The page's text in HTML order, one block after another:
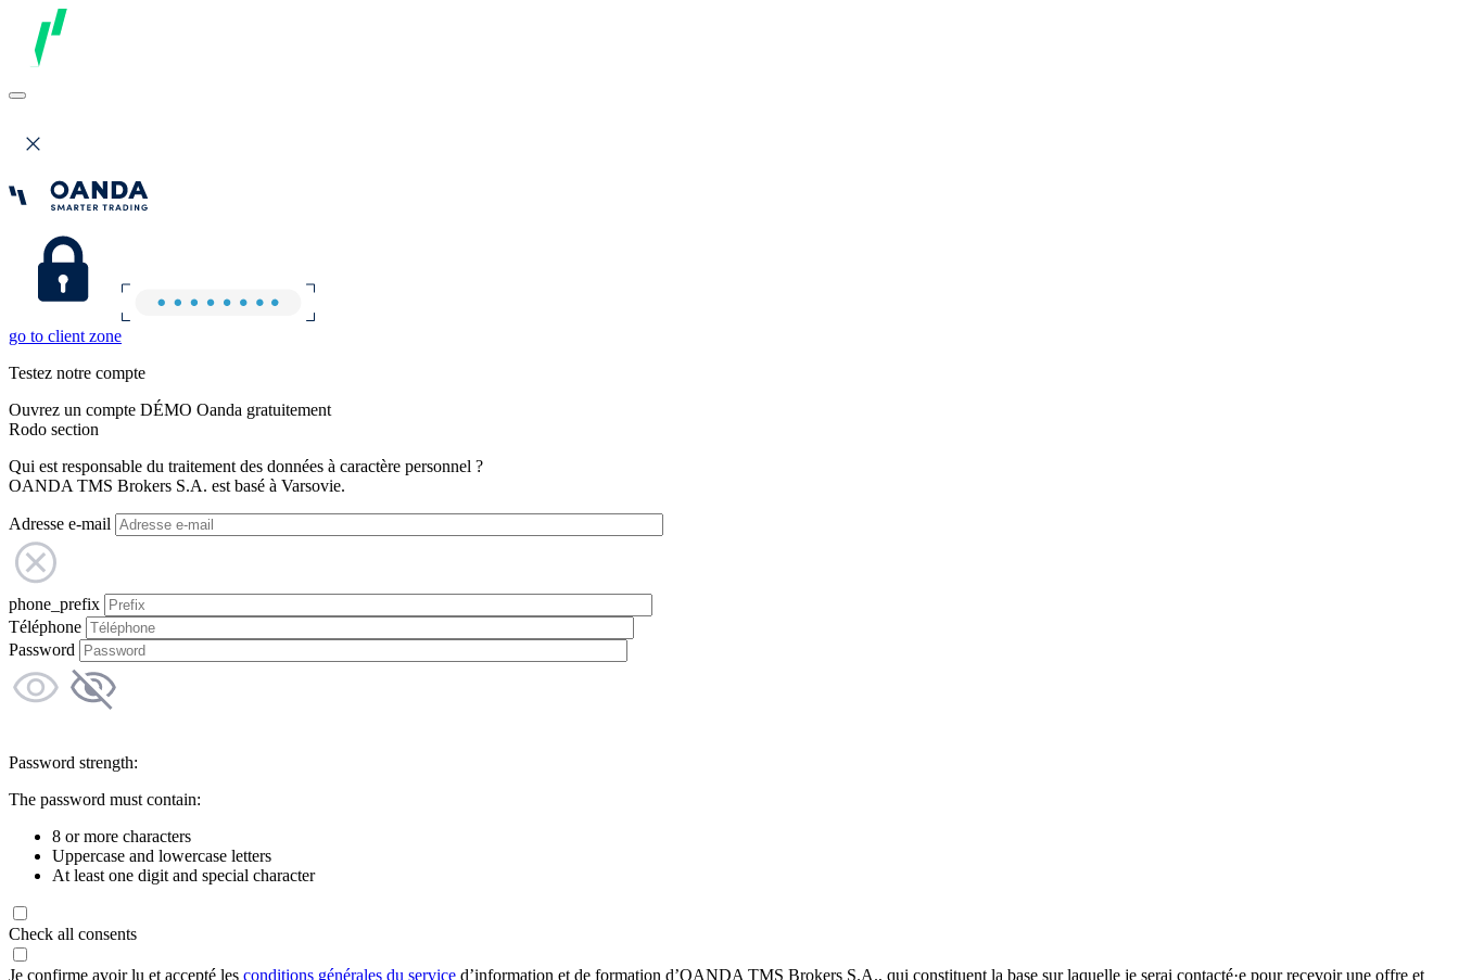
go to client zone
Testez notre compte
Ouvrez un compte DÉMO Oanda gratuitement
Rodo section
Qui est responsable du traitement des données à caractère personnel ?
OANDA TMS Brokers S.A. est basé à Varsovie.
Adresse e-mail
phone_prefix
Téléphone
Password
Password strength:
The password must contain:
8 or more characters
Uppercase and lowercase letters
At least one digit and special character
Check all consents
Je confirme avoir lu et accepté les conditions générales du service d’information et de formation d’OANDA TMS Brokers S.A., qui constituent la base sur laquelle je serai contacté·e pour recevoir une offre et